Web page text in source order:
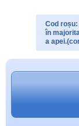
Cod
în
a